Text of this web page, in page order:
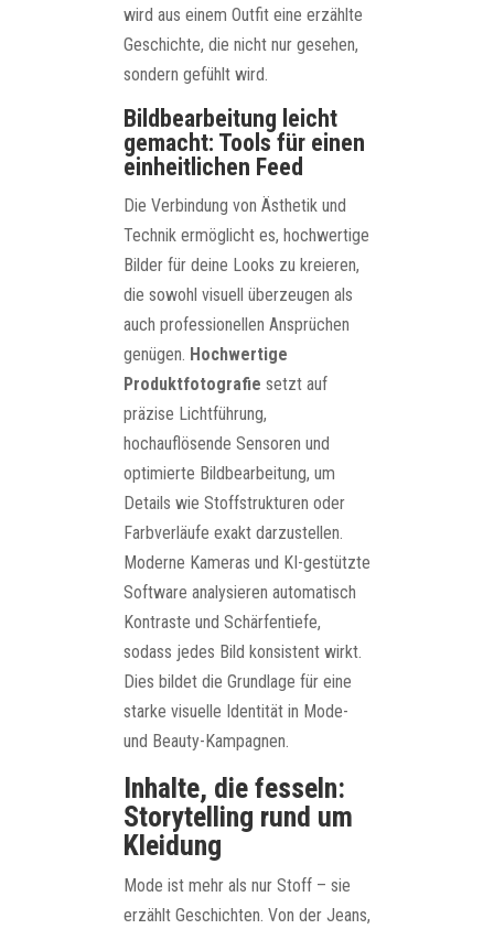
wird aus einem Outfit eine erzählte
Geschichte, die nicht nur gesehen,
sondern gefühlt wird.
Bildbearbeitung leicht
gemacht: Tools für einen
einheitlichen Feed
Die Verbindung von Ästhetik und
Technik ermöglicht es, hochwertige
Bilder für deine Looks zu kreieren,
die sowohl visuell überzeugen als
auch professionellen Ansprüchen
genügen. Hochwertige
Produktfotografie setzt auf
präzise Lichtführung,
hochauflösende Sensoren und
optimierte Bildbearbeitung, um
Details wie Stoffstrukturen oder
Farbverläufe exakt darzustellen.
Moderne Kameras und KI-gestützte
Software analysieren automatisch
Kontraste und Schärfentiefe,
sodass jedes Bild konsistent wirkt.
Dies bildet die Grundlage für eine
starke visuelle Identität in Mode-
und Beauty-Kampagnen.
Inhalte, die fesseln:
Storytelling rund um
Kleidung
Mode ist mehr als nur Stoff – sie
erzählt Geschichten. Von der Jeans,